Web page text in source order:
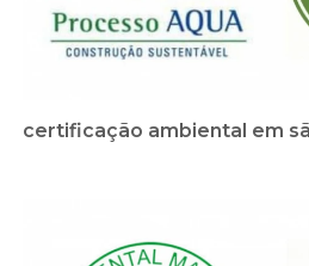
certificação ambiental em